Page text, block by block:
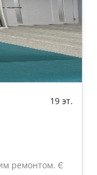
19 эт.
ремонтом. Є